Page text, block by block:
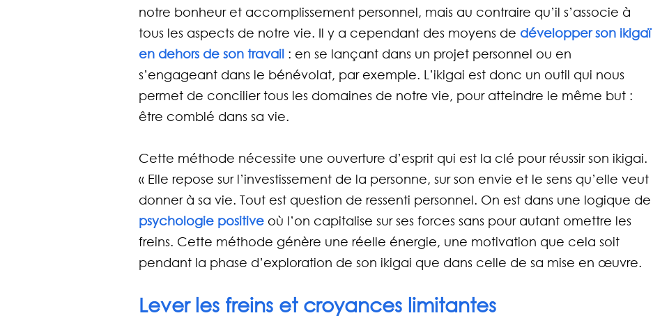
notre bonheur et accomplissement personnel, mais au contraire qu’il s’associe à
tous les aspects de notre vie. Il y a cependant des moyens de développer son ikigaï
en dehors de son travail : en se lançant dans un projet personnel ou en
s’engageant dans le bénévolat, par exemple. L’ikigai est donc un outil qui nous
permet de concilier tous les domaines de notre vie, pour atteindre le même but :
être comblé dans sa vie.
Cette méthode nécessite une ouverture d’esprit qui est la clé pour réussir son ikigai.
« Elle repose sur l’investissement de la personne, sur son envie et le sens qu’elle veut
donner à sa vie. Tout est question de ressenti personnel. On est dans une logique de
psychologie positive où l’on capitalise sur ses forces sans pour autant omettre les
freins. Cette méthode génère une réelle énergie, une motivation que cela soit
pendant la phase d’exploration de son ikigai que dans celle de sa mise en œuvre.
Lever les freins et croyances limitantes